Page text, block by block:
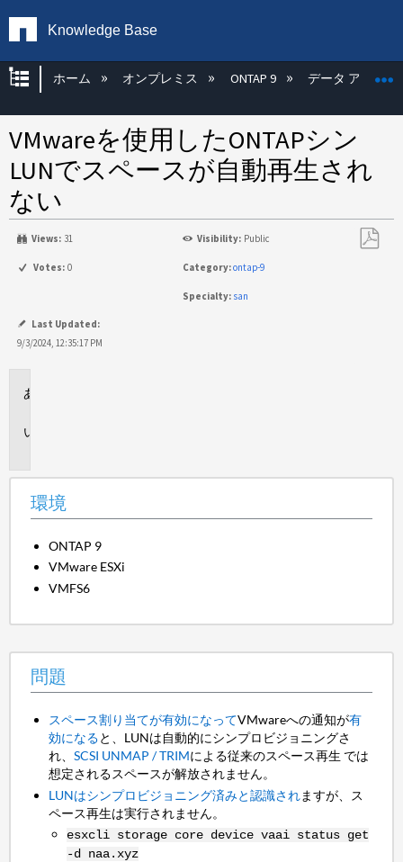
Knowledge Base
グローバル階層を展開/折りたたむ
ホーム オンプレミス ONTAP 9 データ アクセス
VMwareを使用したONTAPシン
LUNでスペースが自動再生され
ない
Views: 31 Visibility: Public
Votes: 0 Category:ontap-9
Specialty: san
Last Updated:
9/3/2024, 12:35:17 PM
環境
ONTAP 9
VMware ESXi
VMFS6
問題
スペース割り当てが有効になってVMwareへの通知が有
効になると、 LUNは自動的にシンプロビジョニングさ
れ、SCSI UNMAP / TRIMによる従来のスペース再生 では
想定されるスペースが解放されません。
LUNはシンプロビジョニング済みと認識されますが、ス
ペース再生は実行されません。
esxcli storage core device vaai status get
-d naa.xyz